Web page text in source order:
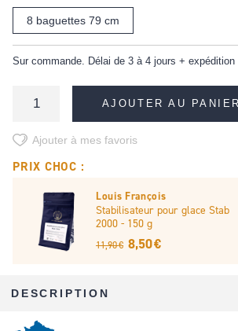
8 baguettes 79 cm
Sur commande. Délai de 3 à 4 jours + expédition
AJOUTER AU
Ajouter à mes favoris
PRIX CHOC :
Louis François
Stabilisateur pour glace Stab
2000 - 150 g
11,90 € 8,50 €
DESCRIPTION